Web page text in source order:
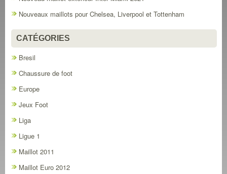
Nouveaux maillots pour Chelsea, Liverpool et Tottenham
CATÉGORIES
Bresil
Chaussure de foot
Europe
Jeux Foot
Liga
Ligue 1
Maillot 2011
Maillot Euro 2012